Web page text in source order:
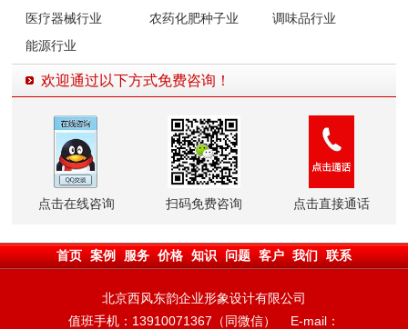
医疗器械行业
农药化肥种子业
调味品行业
能源行业
欢迎通过以下方式免费咨询！
点击在线咨询 扫码免费咨询 点击直接通话
首页 案例 服务 价格 知识 问题 客户 我们 联系
北京西风东韵企业形象设计有限公司
值班手机：13910071367（同微信） E-mail：